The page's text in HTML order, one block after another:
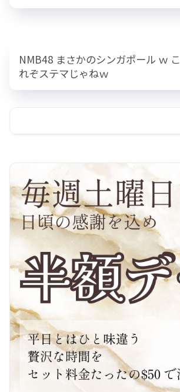
NMB48 まさかのシンガポール ｗ こ
れぞステマじゃねｗ